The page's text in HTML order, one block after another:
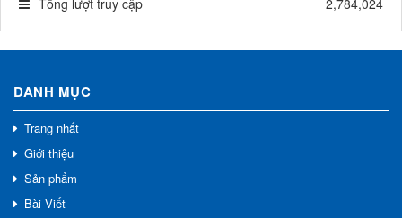
DANH MỤC
Trang nhất
Giới thiệu
Sản phẩm
Bài Viết